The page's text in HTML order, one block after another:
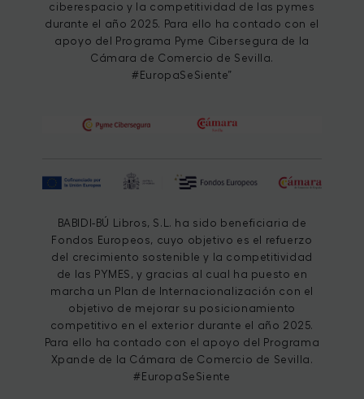
ciberespacio y la competitividad de las pymes
durante el año 2025. Para ello ha contado con el
apoyo del Programa Pyme Cibersegura de la
Cámara de Comercio de Sevilla.
#EuropaSeSiente”
BABIDI-BÚ Libros, S.L. ha sido beneficiaria de
Fondos Europeos, cuyo objetivo es el refuerzo
del crecimiento sostenible y la competitividad
de las PYMES, y gracias al cual ha puesto en
marcha un Plan de Internacionalización con el
objetivo de mejorar su posicionamiento
competitivo en el exterior durante el año 2025.
Para ello ha contado con el apoyo del Programa
Xpande de la Cámara de Comercio de Sevilla.
#EuropaSeSiente